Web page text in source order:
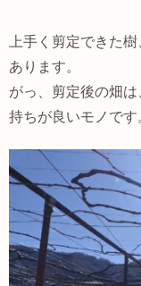
上手く剪定できた
あります。
がっ、剪定後の畑
持ちが良いモノです